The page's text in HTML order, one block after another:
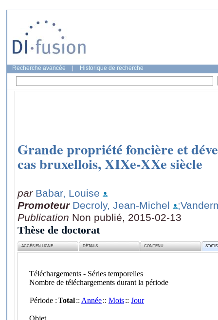
Recherche avancée Historique de recherche
Grande propriété foncière et
cas bruxellois, XIXe-XXe siècle
par Babar, Louise
Promoteur Decroly, Jean-Michel
Publication Non publié, 2015-02-13
Thèse de doctorat
ACCÈS EN LIGNE DÉTAILS CONTENU